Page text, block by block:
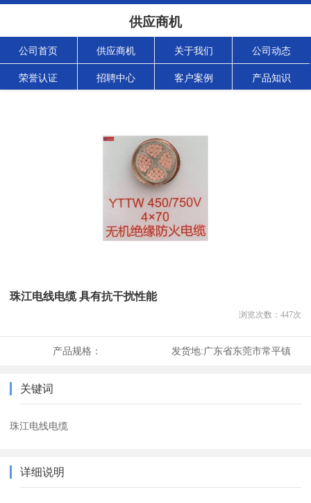
供应商机
公司首页 供应商机 关于我们 公司动态
荣誉认证 招聘中心 客户案例 产品知识
珠江电线电缆 具有抗干扰性能
浏览次数： 447次
产品规格： 发货地:广东省东莞市常平镇
关键词
珠江电线电缆
详细说明